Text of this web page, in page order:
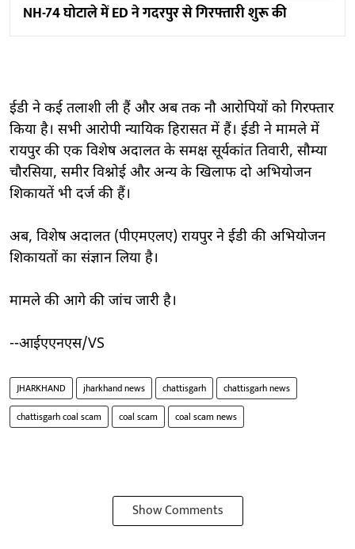
NH-74 घोटाले में ED ने गदरपुर से गिरफ्तारी शुरू की
ईडी ने कई तलाशी ली हैं और अब तक नौ आरोपियों को गिरफ्तार
किया है। सभी आरोपी न्यायिक हिरासत में हैं। ईडी ने मामले में
रायपुर की एक विशेष अदालत के समक्ष सूर्यकांत तिवारी, सौम्या
चौरसिया, समीर विश्नोई और अन्य के खिलाफ दो अभियोजन
शिकायतें भी दर्ज की हैं।
अब, विशेष अदालत (पीएमएलए) रायपुर ने ईडी की अभियोजन
शिकायतों का संज्ञान लिया है।
मामले की आगे की जांच जारी है।
--आईएएनएस/VS
JHARKHAND jharkhand news chattisgarh
chattisgarh news
chattisgarh coal scam
coal scam coal scam news
Show Comments